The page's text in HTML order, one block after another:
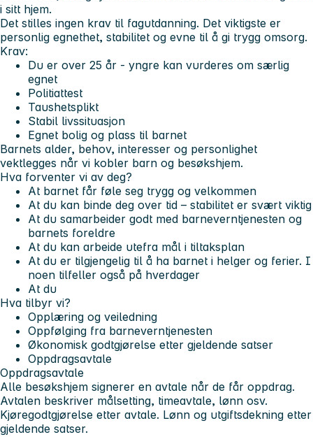
i sitt hjem.
Det stilles ingen krav til fagutdanning. Det viktigste er
personlig egnethet, stabilitet og evne til å gi trygg omsorg.
Krav:
Du er over 25 år - yngre kan vurderes om særlig
egnet
Politiattest
Taushetsplikt
Stabil livssituasjon
Egnet bolig og plass til barnet
Barnets alder, behov, interesser og personlighet
vektlegges når vi kobler barn og besøkshjem.
Hva forventer vi av deg?
At barnet får føle seg trygg og velkommen
At du kan binde deg over tid – stabilitet er svært viktig
At du samarbeider godt med barneverntjenesten og
barnets foreldre
At du kan arbeide utefra mål i tiltaksplan
At du er tilgjengelig til å ha barnet i helger og ferier. I
noen tilfeller også på hverdager
At du
Hva tilbyr vi?
Opplæring og veiledning
Oppfølging fra barneverntjenesten
Økonomisk godtgjørelse etter gjeldende satser
Oppdragsavtale
Oppdragsavtale
Alle besøkshjem signerer en avtale når de får oppdrag.
Avtalen beskriver målsetting, timeavtale, lønn osv.
Kjøregodtgjørelse etter avtale. Lønn og utgiftsdekning etter
gjeldende satser.